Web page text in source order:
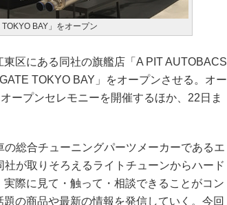
BAY」をオープン
区にある同社の旗艦店「A PIT AUTOBACS
TOKYO BAY」をオープンさせる。オー
ープンセレモニーを開催するほか、22日ま
総合チューニングパーツメーカーであるエ
が取りそろえるライトチューンからハード
際に見て・触って・相談できることがコン
の商品や最新の情報を発信していく。今回